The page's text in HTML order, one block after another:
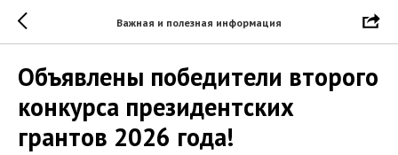
Важная и полезная информация
Объявлены победители второго
конкурса президентских
грантов 2026 года!